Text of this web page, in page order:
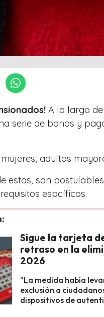
A lo largo
serie de bonos y
adultos
estos, son
espcíficos.
Sigue la tarjeta
retraso en la
2026
"La medida había
exclusión a
dispositivos de